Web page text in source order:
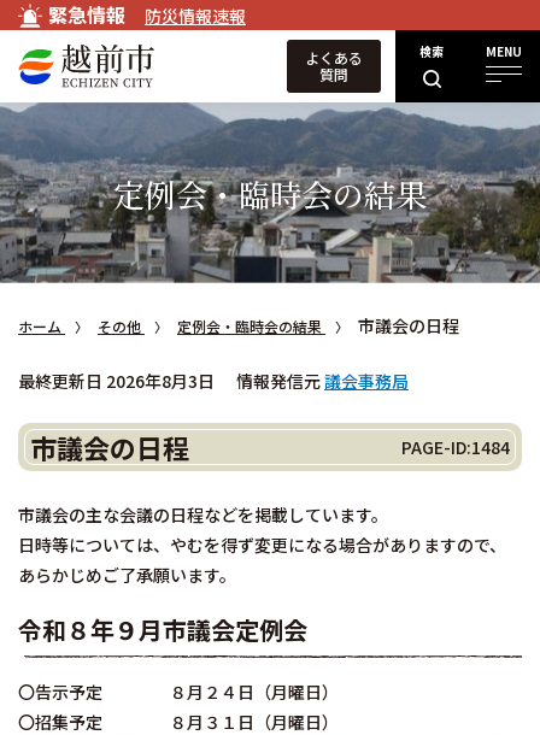
緊急情報 防災情報速報
検索 MENU
よくある
質問
定例会・臨時会の結果
ホーム その他 定例会・臨時会の結果 市議会の日程
最終更新日 2026年8月3日 情報発信元議会事務局
市議会の日程 PAGE-ID:1484
市議会の主な会議の日程などを掲載しています。
日時等については、やむを得ず変更になる場合がありますので、
あらかじめご了承願います。
令和８年９月市議会定例会
〇告示予定 ８月２４日（月曜日）
〇招集予定 ８月３１日（月曜日）